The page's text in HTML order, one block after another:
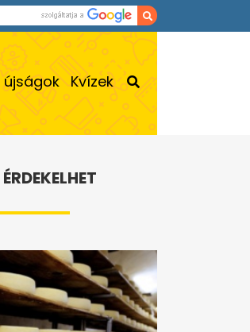
újságok Kvízek